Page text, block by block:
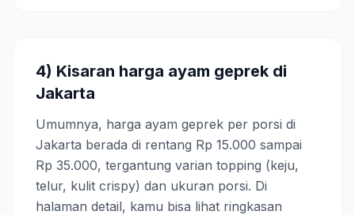
4) Kisaran harga ayam geprek di
Jakarta
Umumnya, harga ayam geprek per porsi di
Jakarta berada di rentang Rp 15.000 sampai
Rp 35.000, tergantung varian topping (keju,
telur, kulit crispy) dan ukuran porsi. Di
halaman detail, kamu bisa lihat ringkasan